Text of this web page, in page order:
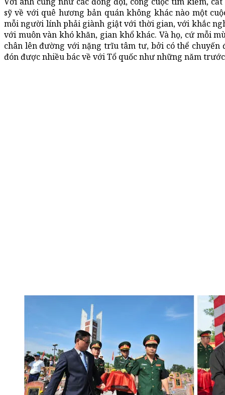
sỹ về với quê hương bản quán không khác nào một
mỗi người lính phải giành giật với thời gian, với khắc
với muôn vàn khó khăn, gian khổ khác. Và họ, cứ mỗi
chân lên đường với nặng trĩu tâm tư, bởi có thể chuyến
đón được nhiều bác về với Tổ quốc như những năm